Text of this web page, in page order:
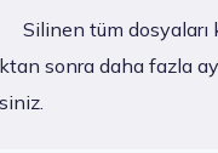
Silinen tüm dosyaları
sonra daha fazla